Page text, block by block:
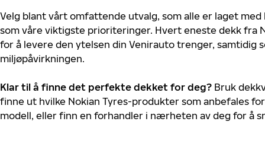
Velg blant vårt omfattende utvalg, som alle er laget
som våre viktigste prioriteringer. Hvert eneste dekk fra
for å levere den ytelsen din Venirauto trenger, samtidig
miljøpåvirkningen.
Klar til å finne det perfekte dekket for deg? Bruk
finne ut hvilke Nokian Tyres-produkter som anbefales
modell, eller finn en forhandler i nærheten av deg for å